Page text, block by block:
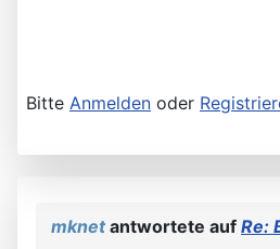
Bitte Anmelden oder
mknetantwortete auf Re: